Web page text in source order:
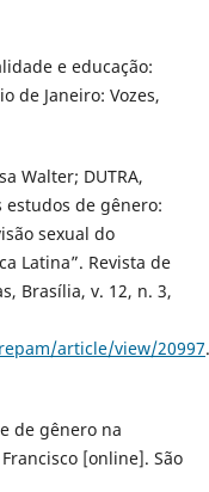
e educação:
de Janeiro: Vozes,
Walter; DUTRA,
estudos de gênero:
sexual do
Latina”. Revista de
Brasília, v. 12, n. 3,
article/view/20997.
de gênero na
[online]. São